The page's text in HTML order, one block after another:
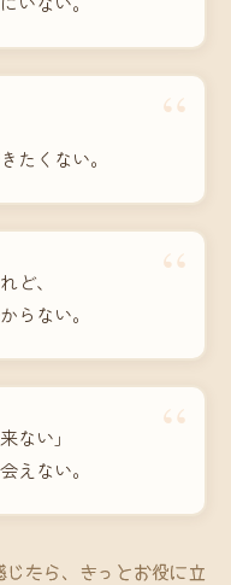
“
たくない。
“
ど、
らない。
“
ない」
えない。
たら、きっとお役に立